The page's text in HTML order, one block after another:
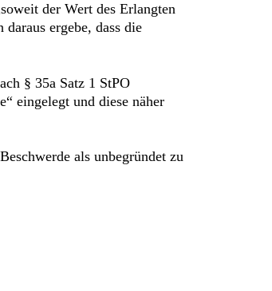
der Wert des Erlangten
ergebe, dass die
§ 35a Satz 1 StPO
eingelegt und diese näher
als unbegründet zu